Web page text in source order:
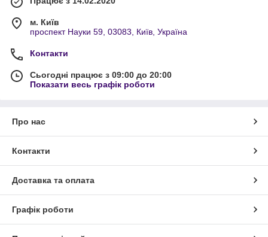
м. Київ
проспект Науки 59, 03083, Київ, Україна
Контакти
Сьогодні працює з 09:00 до 20:00
Показати весь графік роботи
Про нас
Контакти
Доставка та оплата
Графік роботи